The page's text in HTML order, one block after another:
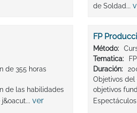
de Soldad...
de 355 horas
de las habilidades
ver
FP
Método:
Tematica:
Duración:
Objetivos del
objetivos